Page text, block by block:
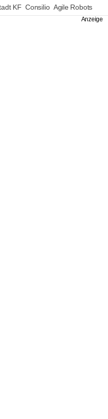
KF Consilio Agile Robots